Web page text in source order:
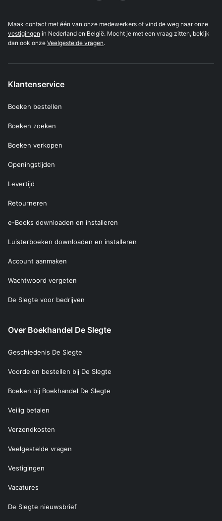
Maak contact met één van onze medewerkers of vind de weg naar onze
vestigingen in Nederland en België. Mocht je met een vraag zitten, bekijk
dan ook onze Veelgestelde vragen.
Klantenservice
Boeken bestellen
Boeken zoeken
Boeken verkopen
Openingstijden
Levertijd
Retourneren
e-Books downloaden en installeren
Luisterboeken downloaden en installeren
Account aanmaken
Wachtwoord vergeten
De Slegte voor bedrijven
Over Boekhandel De Slegte
Geschiedenis De Slegte
Voordelen bestellen bij De Slegte
Boeken bij Boekhandel De Slegte
Veilig betalen
Verzendkosten
Veelgestelde vragen
Vestigingen
Vacatures
De Slegte nieuwsbrief